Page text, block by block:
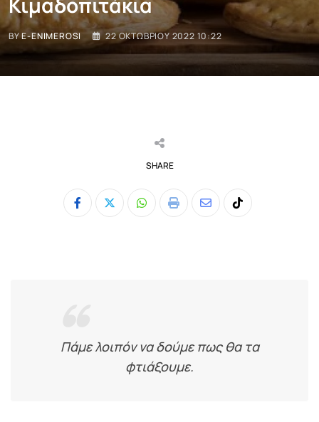
BYE-ENIMEROSI 22 ΟΚΤΩΒΡΊΟΥ 2022 10:22
SHARE
Whatsapp
Print
ShareTiktok
Πάμε λοιπόν να δούμε πως θα τα
φτιάξουμε.